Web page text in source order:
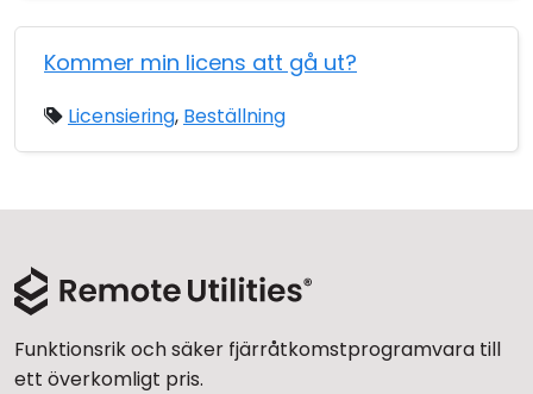
Kommer min licens att gå ut?
Licensiering, Beställning
Funktionsrik och säker fjärråtkomstprogramvara till
ett överkomligt pris.